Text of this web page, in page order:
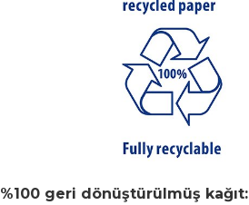
%100 geri dönüştürülmüş kağıt: